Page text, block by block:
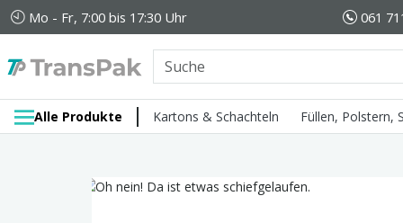
Mo - Fr, 7:00 bis 17:30 Uhr 061
Alle Produkte Kartons & Schachteln Füllen, Polstern,